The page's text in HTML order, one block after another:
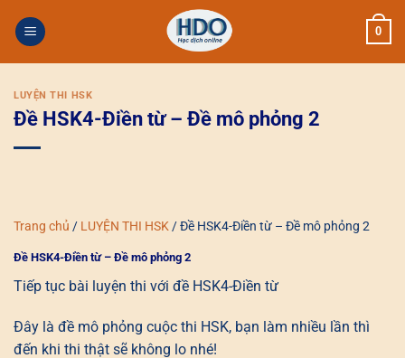
0
LUYỆN THI HSK
Đề HSK4-Điền từ – Đề mô phỏng 2
Trang chủ / LUYỆN THI HSK /Đề HSK4-Điền từ – Đề mô phỏng 2
Đề HSK4-Điền từ – Đề mô phỏng 2
Tiếp tục bài luyện thi với đề HSK4-Điền từ
Đây là đề mô phỏng cuộc thi HSK, bạn làm nhiều lần thì
đến khi thi thật sẽ không lo nhé!